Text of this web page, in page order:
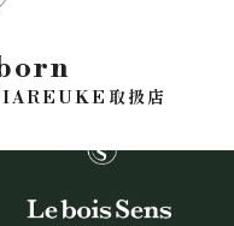
取扱店